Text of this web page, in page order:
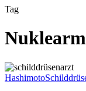
Tag
Schilddrüsenarzt:
Was
Hashimoto